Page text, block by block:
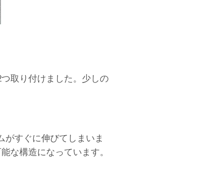
取り付けました。少しの
すぐに伸びてしまいま
な構造になっています。